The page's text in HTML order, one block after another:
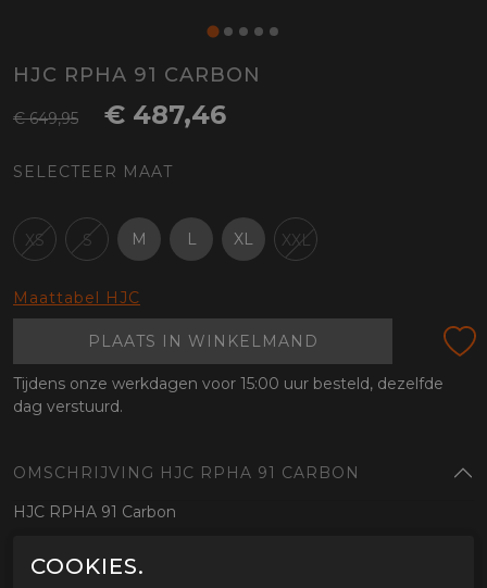
HJC RPHA 91 CARBON
€ 649,95 € 487,46
SELECTEER MAAT
XS S M L XL XXL
Maattabel HJC
PLAATS IN WINKELMAND
Tijdens onze werkdagen voor 15:00 uur besteld, dezelfde
dag verstuurd.
OMSCHRIJVING HJC RPHA 91 CARBON
HJC RPHA 91 Carbon
SPECIFICATIES HJC RPHA 91 CARBON
COOKIES.